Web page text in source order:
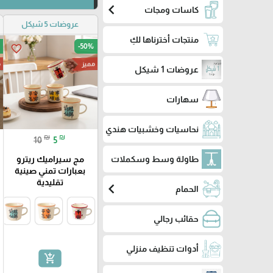
كاسات ومجات chevron_left
منتجات أخترناها لكِ
عروضات 1 شيكل
سهارات
نحاسيات وخشبيات هندي
طاولة وسط وسكملات
الحمام chevron_left
حقائب رجالي
أدوات تنظيف منزلي
عروضات 5 شيكل
favorite_border -50%
مميز
10 ₪ 5 ₪
مج سيراميك ريترو
بعبارات تمني صينية
تقليدية
add_shopping_cart